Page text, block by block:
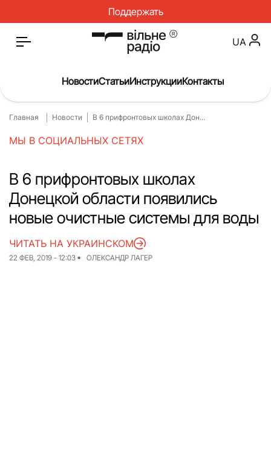
Поддержать
Главная
О нас
Инструкции
Спорт
Интервью
Досье
Репортаж
Блог
Проекты
UA
НовостиСтатьиИнструкцииКонтакты
Главная Новости В 6 прифронтовых школах Дон...
МЫ В СОЦИАЛЬНЫХ СЕТЯХ
В 6 прифронтовых школах
Донецкой области появились
новые очистные системы для воды
22 ФЕВ, 2019 - 12:03 ОЛЕКСАНДР ЛАГЕР
ЧИТАТЬ НА УКРАИНСКОМ